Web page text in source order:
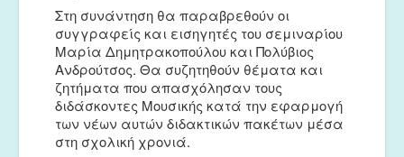
Στη συνάντηση θα παραβρεθούν οι
συγγραφείς και εισηγητές του σεμιναρίου
Μαρία Δημητρακοπούλου και Πολύβιος
Ανδρούτσος. Θα συζητηθούν θέματα και
ζητήματα που απασχόλησαν τους
διδάσκοντες Μουσικής κατά την εφαρμογή
των νέων αυτών διδακτικών πακέτων μέσα
στη σχολική χρονιά.